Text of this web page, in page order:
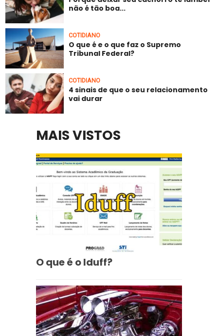
não é tão boa...
COTIDIANO
O que é e o que faz o Supremo
Tribunal Federal?
COTIDIANO
4 sinais de que o seu relacionamento
vai durar
MAIS VISTOS
O que é o Iduff?